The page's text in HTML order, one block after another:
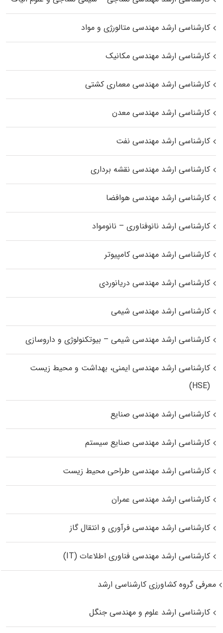
کارشناسی ارشد مهندسی متالورژی و مواد
کارشناسی ارشد مهندسی مکانیک
کارشناسی ارشد مهندسی معماری کشتی
کارشناسی ارشد مهندسی معدن
کارشناسی ارشد مهندسی نفت
کارشناسی ارشد مهندسی نقشه برداری
کارشناسی ارشد مهندسی هوافضا
کارشناسی ارشد نانوفناوری – نانومواد
کارشناسی ارشد مهندسی کامپیوتر
کارشناسی ارشد مهندسی دریانوردی
کارشناسی ارشد مهندسی شیمی
کارشناسی ارشد مهندسی شیمی – بیوتکنولوژی و داروسازی
کارشناسی ارشد مهندسی ایمنی، بهداشت و محیط زیست
(HSE)
کارشناسی ارشد مهندسی صنایع
کارشناسی ارشد مهندسی صنایع سیستم
کارشناسی ارشد مهندسی طراحی محیط زیست
کارشناسی ارشد مهندسی عمران
کارشناسی ارشد مهندسی فرآوری و انتقال گاز
کارشناسی ارشد مهندسی فناوری اطلاعات (IT)
معرفی گروه کشاورزی کارشناسی ارشد
کارشناسی ارشد علوم و مهندسی جنگل